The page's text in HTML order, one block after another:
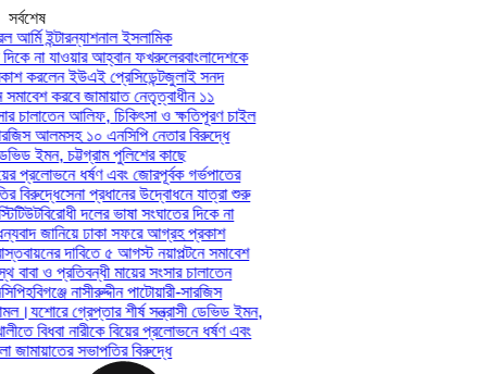
সর্বশেষ
ইন্টারন্যাশনাল ইসলামিক
না যাওয়ার আহ্বান ফখরুলেরবাংলাদেশকে
করলেন ইউএই প্রেসিডেন্টজুলাই সনদ
করবে জামায়াত নেতৃত্বাধীন ১১
আলিফ, চিকিৎসা ও ক্ষতিপূরণ চাইল
আলমসহ ১০ এনসিপি নেতার বিরুদ্ধে
ইমন, চট্টগ্রাম পুলিশের কাছে
প্রলোভনে ধর্ষণ এবং জোরপূর্বক গর্ভপাতের
সেনা প্রধানের উদ্বোধনে যাত্রা শুরু
বিরোধী দলের ভাষা সংঘাতের দিকে না
জানিয়ে ঢাকা সফরে আগ্রহ প্রকাশ
দাবিতে ৫ আগস্ট নয়াপল্টনে সমাবেশ
ও প্রতিবন্ধী মায়ের সংসার চালাতেন
হবিগঞ্জে নাসীরুদ্দীন পাটোয়ারী-সারজিস
যশোরে গ্রেপ্তার শীর্ষ সন্ত্রাসী ডেভিড ইমন,
বিধবা নারীকে বিয়ের প্রলোভনে ধর্ষণ এবং
সভাপতির বিরুদ্ধে